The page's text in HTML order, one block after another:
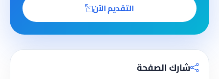
التقديم الآن
شارك الصفحة